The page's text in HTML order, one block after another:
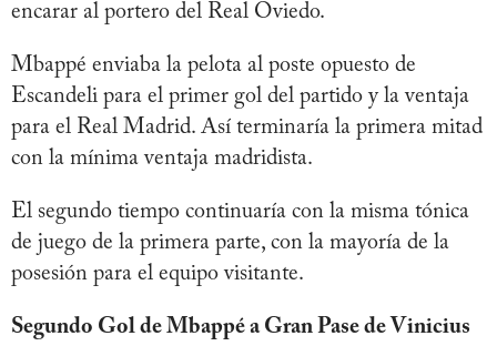
encarar al portero del Real Oviedo.
Mbappé enviaba la pelota al poste opuesto de
Escandeli para el primer gol del partido y la ventaja
para el Real Madrid. Así terminaría la primera mitad
con la mínima ventaja madridista.
El segundo tiempo continuaría con la misma tónica
de juego de la primera parte, con la mayoría de la
posesión para el equipo visitante.
Segundo Gol de Mbappé a Gran Pase de Vinicius